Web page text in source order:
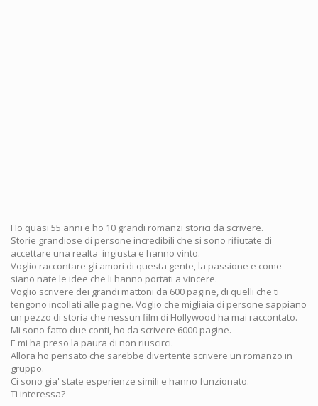
Ho quasi 55 anni e ho 10 grandi romanzi storici da scrivere.
Storie grandiose di persone incredibili che si sono rifiutate di
accettare una realta' ingiusta e hanno vinto.
Voglio raccontare gli amori di questa gente, la passione e come
siano nate le idee che li hanno portati a vincere.
Voglio scrivere dei grandi mattoni da 600 pagine, di quelli che ti
tengono incollati alle pagine. Voglio che migliaia di persone sappiano
un pezzo di storia che nessun film di Hollywood ha mai raccontato.
Mi sono fatto due conti, ho da scrivere 6000 pagine.
E mi ha preso la paura di non riuscirci.
Allora ho pensato che sarebbe divertente scrivere un romanzo in
gruppo.
Ci sono gia' state esperienze simili e hanno funzionato.
Ti interessa?